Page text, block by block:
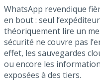
WhatsApp revendique
en bout : seul
théoriquement lire un
sécurité ne couvre pas
effet, les sauvegardes
ou encore les
exposées à des tiers.